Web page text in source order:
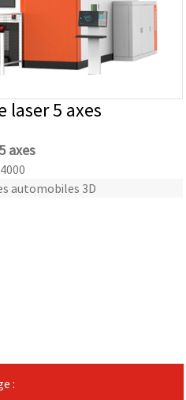
laser 5 axes
axes
automobiles 3D
: